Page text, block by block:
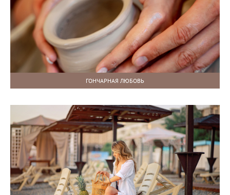
ГОНЧАРНАЯ ЛЮБОВЬ